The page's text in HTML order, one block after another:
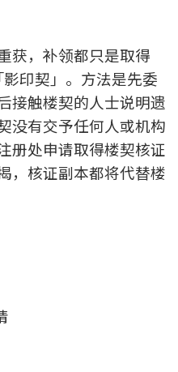
获，补领都只是取得
影印契」。方法是先委
接触楼契的人士说明遗
没有交予任何人或机构
册处申请取得楼契核证
，核证副本都将代替楼